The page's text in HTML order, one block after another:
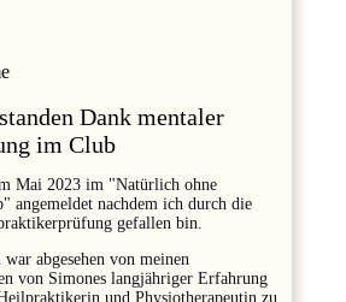
Dank mentaler
im Club
Mai 2023 im "Natürlich ohne
angemeldet nachdem ich durch die
gefallen bin.
abgesehen von meinen
von Simones langjähriger Erfahrung
und Physiotherapeutin zu